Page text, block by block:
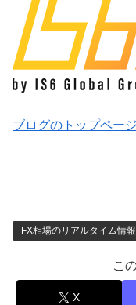
ブログのトップペー
FX相場のリアルタイム情報
こ
X